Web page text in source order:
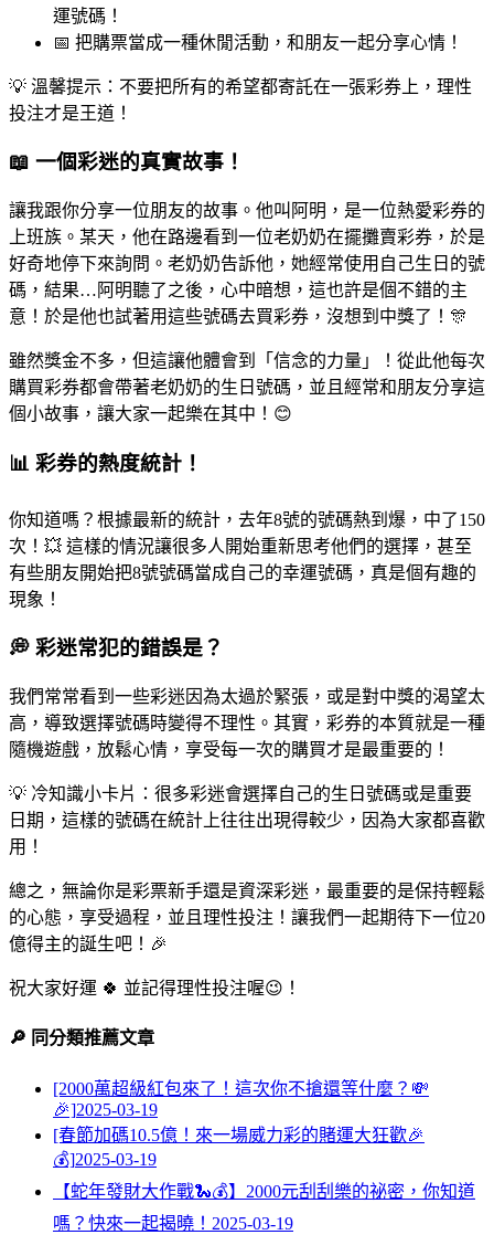
運號碼！
📅 把購票當成一種休閒活動，和朋友一起分享心情！
💡 溫馨提示：不要把所有的希望都寄託在一張彩券上，理性
投注才是王道！
📖 一個彩迷的真實故事！
讓我跟你分享一位朋友的故事。他叫阿明，是一位熱愛彩券的
上班族。某天，他在路邊看到一位老奶奶在擺攤賣彩券，於是
好奇地停下來詢問。老奶奶告訴他，她經常使用自己生日的號
碼，結果…阿明聽了之後，心中暗想，這也許是個不錯的主
意！於是他也試著用這些號碼去買彩券，沒想到中獎了！🎊
雖然獎金不多，但這讓他體會到「信念的力量」！從此他每次
購買彩券都會帶著老奶奶的生日號碼，並且經常和朋友分享這
個小故事，讓大家一起樂在其中！😊
📊 彩券的熱度統計！
你知道嗎？根據最新的統計，去年8號的號碼熱到爆，中了150
次！💥 這樣的情況讓很多人開始重新思考他們的選擇，甚至
有些朋友開始把8號號碼當成自己的幸運號碼，真是個有趣的
現象！
💭 彩迷常犯的錯誤是？
我們常常看到一些彩迷因為太過於緊張，或是對中獎的渴望太
高，導致選擇號碼時變得不理性。其實，彩券的本質就是一種
隨機遊戲，放鬆心情，享受每一次的購買才是最重要的！
💡 冷知識小卡片：很多彩迷會選擇自己的生日號碼或是重要
日期，這樣的號碼在統計上往往出現得較少，因為大家都喜歡
用！
總之，無論你是彩票新手還是資深彩迷，最重要的是保持輕鬆
的心態，享受過程，並且理性投注！讓我們一起期待下一位20
億得主的誕生吧！🎉
祝大家好運 🍀 並記得理性投注喔😉！
🔎 同分類推薦文章
[2000萬超級紅包來了！這次你不搶還等什麼？💸
🎉]2025-03-19
[春節加碼10.5億！來一場威力彩的賭運大狂歡🎉
💰]2025-03-19
【蛇年發財大作戰🐍💰】2000元刮刮樂的祕密，你知道
嗎？快來一起揭曉！ 2025-03-19